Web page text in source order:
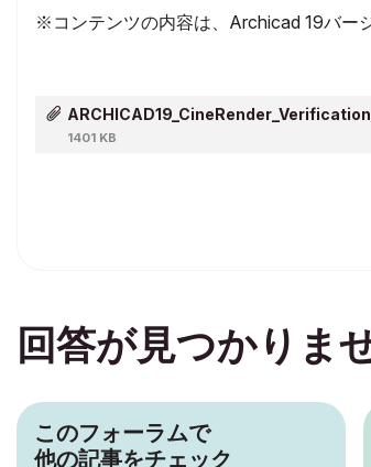
※コンテンツの内容は、Archicad 19バー
1401 KB
回答が見つかりま
このフォーラムで
他の記事をチェック